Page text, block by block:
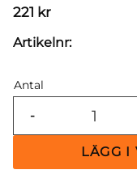
221 kr
Antal
-
Artikelnr